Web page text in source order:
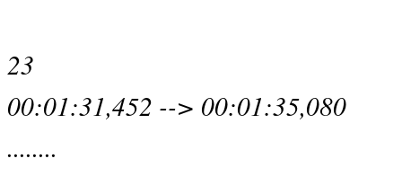
23
00:01:31,452 --> 00:01:35,080
........